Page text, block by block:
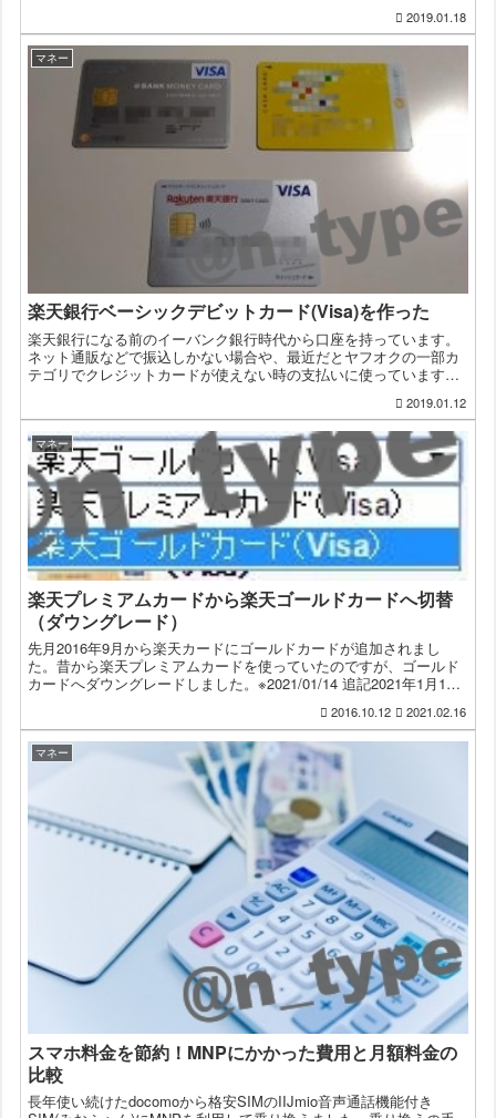
2019.01.18
マネー
楽天銀行ベーシックデビットカード(Visa)を作った
楽天銀行になる前のイーバンク銀行時代から口座を持っています。
ネット通販などで振込しかない場合や、最近だとヤフオクの一部カ
テゴリでクレジットカードが使えない時の支払いに使っています。
2019.01.12
マネー
楽天プレミアムカードから楽天ゴールドカードへ切替
（ダウングレード）
先月2016年9月から楽天カードにゴールドカードが追加されまし
た。昔から楽天プレミアムカードを使っていたのですが、ゴールド
カードへダウングレードしました。※2021/01/14 追記2021年1月14
2016.10.12 2021.02.16
マネー
スマホ料金を節約！MNPにかかった費用と月額料金の
比較
長年使い続けたdocomoから格安SIMのIIJmio音声通話機能付き